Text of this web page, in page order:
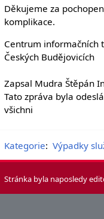
Děkujeme za
komplikace.
Centrum informačních
Českých Budějovicích
Zapsal Mudra Štěpán
Tato zpráva byla
všichni
Kategorie: Výpadky
Stránka byla naposledy